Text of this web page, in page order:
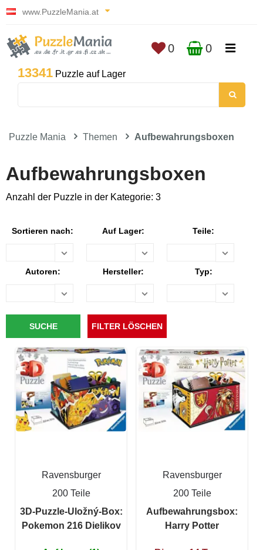
www.PuzzleMania.at
13341 Puzzle auf Lager
0 0
Puzzle Mania Themen Aufbewahrungsboxen
Aufbewahrungsboxen
Anzahl der Puzzle in der Kategorie: 3
Sortieren nach: Auf Lager: Teile:
Autoren: Hersteller: Typ:
Ravensburger
200 Teile
3D-Puzzle-Uložný-Box:
Pokemon 216 Dielikov
Ravensburger
200 Teile
Aufbewahrungsbox:
Harry Potter